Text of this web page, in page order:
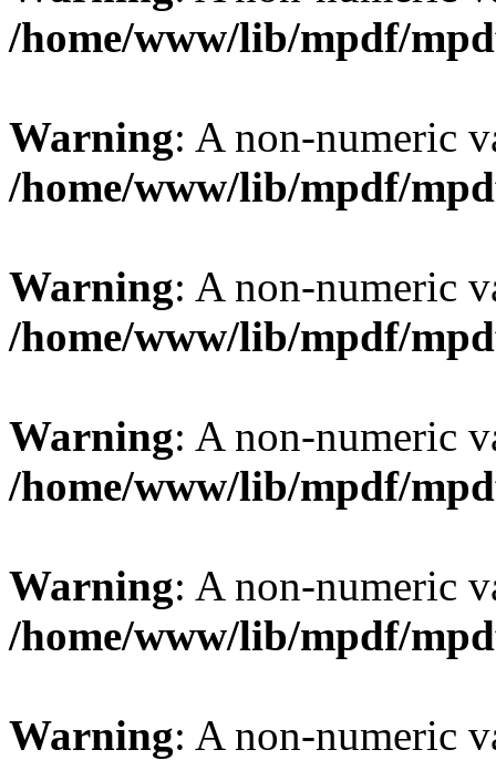
/home/www/lib/mpdf/
Warning: A non-numeric
/home/www/lib/mpdf/
Warning: A non-numeric
/home/www/lib/mpdf/
Warning: A non-numeric
/home/www/lib/mpdf/
Warning: A non-numeric
/home/www/lib/mpdf/
Warning: A non-numeric